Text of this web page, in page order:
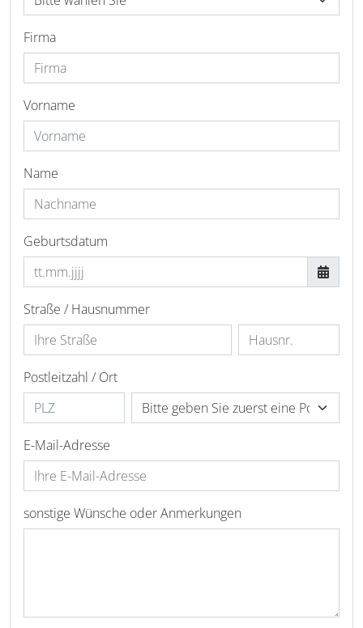
Firma
Vorname
Name
Geburtsdatum
Straße / Hausnummer
Postleitzahl / Ort
E-Mail-Adresse
sonstige Wünsche oder Anmerkungen